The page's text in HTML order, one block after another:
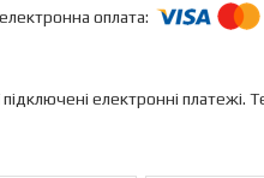
підключені електронні